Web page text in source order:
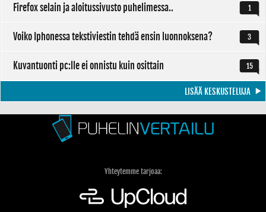
1
Firefox selain ja aloitussivusto puhelimessa..
3
Voiko Iphonessa tekstiviestin tehdä ensin luonnoksena?
15
Kuvantuonti pc:lle ei onnistu kuin osittain
LISÄÄ KESKUSTELUJA
Yhteytemme tarjoaa: